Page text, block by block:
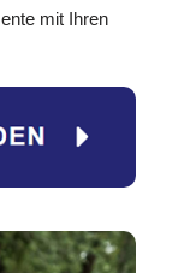
mit Ihren